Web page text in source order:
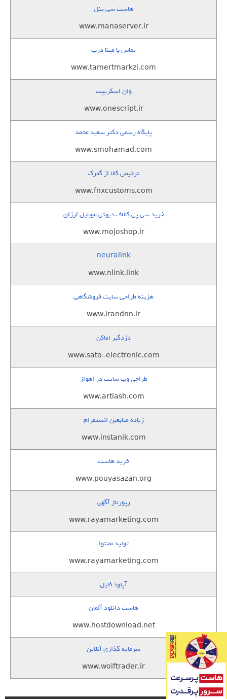
هاست سی پنل
www.manaserver.ir
تماس با مینا درب
www.tamertmarkzi.com
وان اسکریپت
www.onescript.ir
پایگاه رسمی دکتر سعید محمد
www.smohamad.com
ترخیص کالا از گمرک
www.fnxcustoms.com
خرید سی پی کالاف دیوتی موبایل ارزان
www.mojoshop.ir
neuralink
www.nlink.link
هزینه طراحی سایت فروشگاهی
www.irandnn.ir
دزدگیر اماکن
www.sato-electronic.com
طراحی وب سایت در اهواز
www.artiash.com
زيادة متابعين انستقرام
www.instanik.com
خرید هاست
www.pouyasazan.org
رپورتاژ آگهی
www.rayamarketing.com
تولید محتوا
www.rayamarketing.com
آپلود فایل
هاست دانلود آلمان
www.hostdownload.net
سرمایه گذاری آنلاین
www.wolftrader.ir